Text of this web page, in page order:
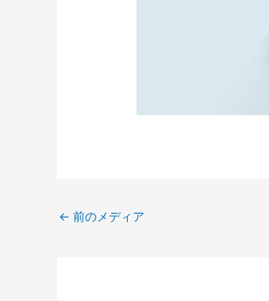
← 前のメディア